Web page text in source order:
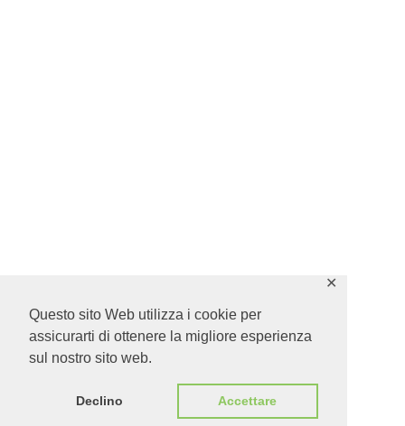
Questo sito Web utilizza i cookie per
assicurarti di ottenere la migliore esperienza
sul nostro sito web.
Declino Accettare
✕